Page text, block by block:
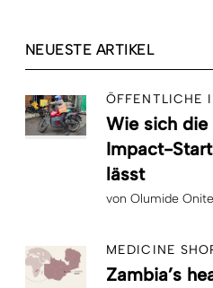
NEUESTE ARTIKEL
ÖFFENTLICHE
Wie sich
Impact-
lässt
von Olumide
MEDICINE
Zambia’s